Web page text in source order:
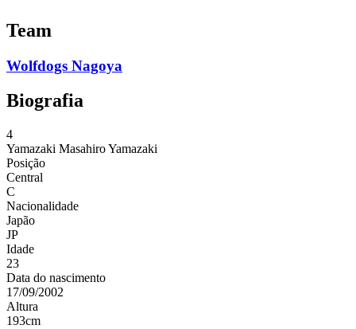
Team
Wolfdogs Nagoya
Biografia
4
Yamazaki Masahiro Yamazaki
Posição
Central
C
Nacionalidade
Japão
JP
Idade
23
Data do nascimento
17/09/2002
Altura
193cm